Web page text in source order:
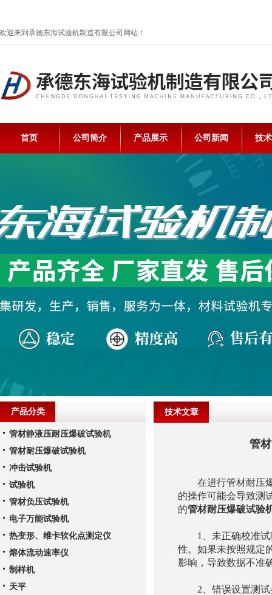
欢迎来到承德东海试验机制造有限公司网站！
首页 公司简介 产品展示 公司新闻 技
技术文章
管
在进行管材耐压爆
的操作可能会导致测
的管材耐压爆破试验
1、未正确校准试
性。如果未按照规定
影响，导致数据不准
2、错误设置测试
产品分类
管材静液压耐压爆破试验机
管材耐压爆破试验机
冲击试验机
试验机
管材负压试验机
电子万能试验机
热变形、维卡软化点测定仪
熔体流动速率仪
制样机
天平